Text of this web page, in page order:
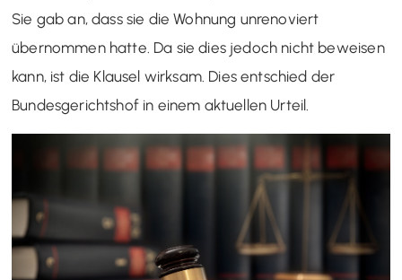
Sie gab an, dass sie die Wohnung unrenoviert
übernommen hatte. Da sie dies jedoch nicht beweisen
kann, ist die Klausel wirksam. Dies entschied der
Bundesgerichtshof in einem aktuellen Urteil.